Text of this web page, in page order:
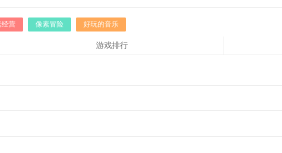
经营 像素冒险 好玩的音乐
游戏排行